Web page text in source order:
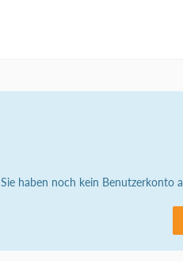
Sie haben noch kein Benutzerkonto